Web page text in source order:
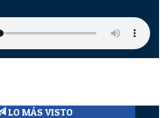
LO MÁS VISTO